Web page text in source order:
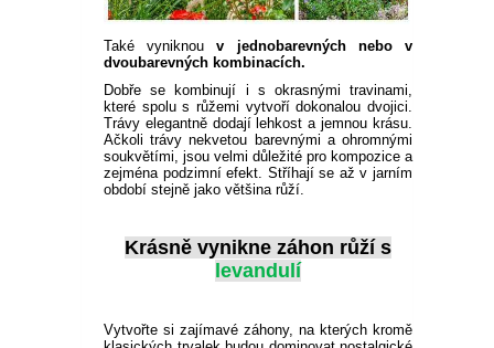
PLEKTRANT
SCAEVOLA
OSTRUHATKA
HELICHRYSUM
VITÁLKA
TAŘICE
NETÝKAVKA
POPENEC
ECHINACEA
Také vyniknouv jednobarevných nebo v
dvoubarevných kombinacích.
Dobře se kombinují i s okrasnými travinami,
které spolu s růžemi vytvoří dokonalou dvojici.
Trávy elegantně dodají lehkost a jemnou krásu.
Ačkoli trávy nekvetou barevnými a ohromnými
soukvětími, jsou velmi důležité pro kompozice a
zejména podzimní efekt. Stříhají se až v jarním
období stejně jako většina růží.
Krásně vynikne záhon růží s
levandulí
Vytvořte si zajímavé záhony, na kterých kromě